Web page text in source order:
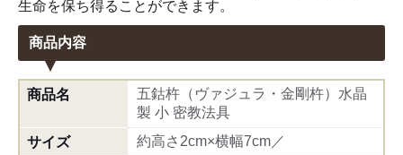
生命を保ち得ることができます。
商品内容
商品名
五鈷杵（ヴァジュラ・金剛杵）水晶
製 小 密教法具
サイズ
約高さ2cm×横幅7cm／